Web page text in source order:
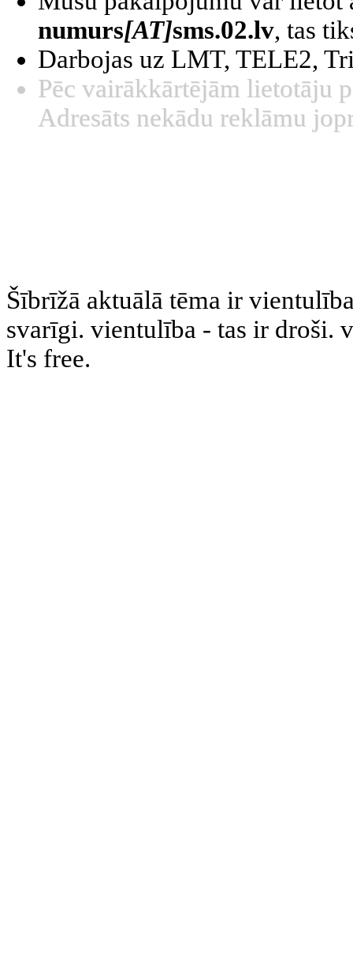
numurs[AT]sms.02.lv, tas
Darbojas uz LMT, TELE2,
Pēc vairākkārtējām lietotāju
Adresāts nekādu reklāmu
Šībrīžā aktuālā tēma ir
svarīgi. vientulība - tas ir droši.
It's free.